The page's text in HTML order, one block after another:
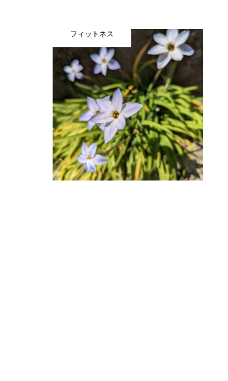
フィットネス